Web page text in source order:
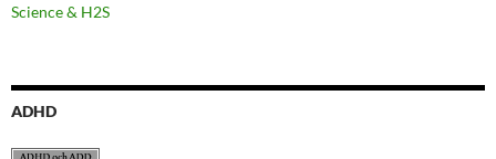
Science & H2S
ADHD